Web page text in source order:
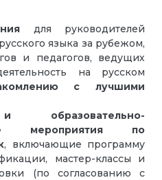
для руководителей
языка за рубежом,
и педагогов, ведущих
на русском
с лучшими
образовательно-
мероприятия по
, включающие программу
мастер-классы и
(по согласованию с